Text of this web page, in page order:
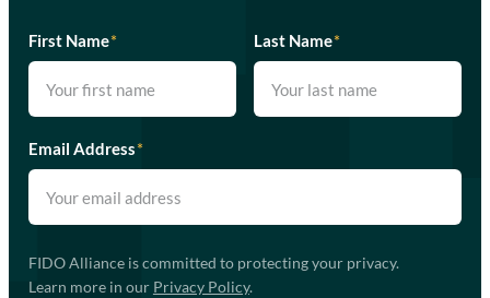
First Name* Last Name*
Email Address*
FIDO Alliance is committed to protecting your privacy.
Learn more in our Privacy Policy.